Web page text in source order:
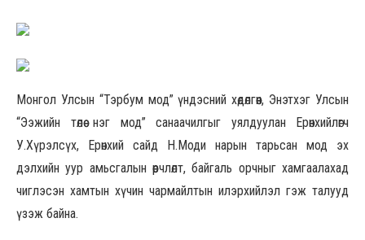
Монгол Улсын “Тэрбум мод” үндэсний хөдөлгөөн, Энэтхэг Улсын
“Ээжийн төлөө нэг мод” санаачилгыг уялдуулан Ерөнхийлөгч
У.Хүрэлсүх, Ерөнхий сайд Н.Моди нарын тарьсан мод эх
дэлхийн уур амьсгалын өөрчлөлт, байгаль орчныг хамгаалахад
чиглэсэн хамтын хүчин чармайлтын илэрхийлэл гэж талууд
үзэж байна.